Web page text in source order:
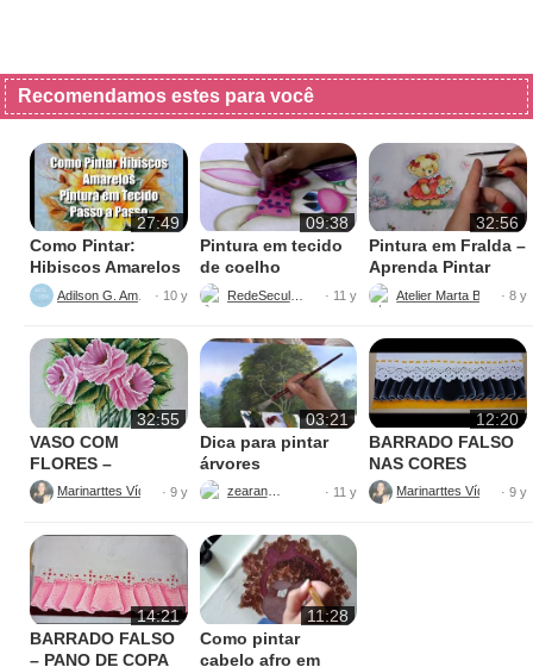
Recomendamos estes para você
27:49
Como Pintar:
Hibiscos Amarelos
· 10 y
09:38
Pintura em tecido
de coelho
RedeSeculo21 · 11 y
32:56
Pintura em Fralda –
Aprenda Pintar
Ursinha
Atelier Marta Beatriz· 8 y
32:55
VASO COM
FLORES –
PINTURAS
· 9 y
03:21
Dica para pintar
árvores
zearantes · 11 y
12:20
BARRADO FALSO
NAS CORES
AMARELO E
PRETO
· 9 y
14:21
BARRADO FALSO
– PANO DE COPA
11:28
Como pintar
cabelo afro em